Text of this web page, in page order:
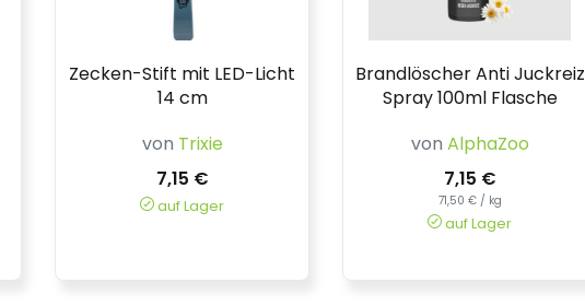
Zecken-Stift mit LED-Licht
14 cm
von Trixie
7,15 €
auf Lager
Brandlöscher Anti Juckreiz
Spray 100ml Flasche
von AlphaZoo
7,15 €
71,50 € / kg
auf Lager